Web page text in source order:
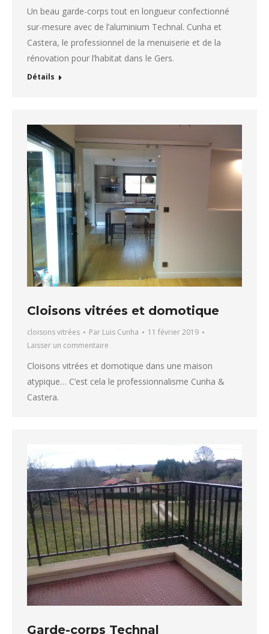
Un beau garde-corps tout en longueur confectionné
sur-mesure avec de l’aluminium Technal. Cunha et
Castera, le professionnel de la menuiserie et de la
rénovation pour l’habitat dans le Gers.
Détails
Cloisons vitrées et domotique
cloisons vitrées Par Luis Cunha
11 février 2019
Laisser un commentaire
Cloisons vitrées et domotique dans une maison
atypique… C’est cela le professionnalisme Cunha &
Castera.
Garde-corps Technal